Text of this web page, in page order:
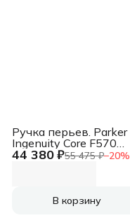
44 380 ₽55 475 ₽−20%
Ручка перьев. Parker
Ingenuity Core F570
(2181994) Black СT F
В корзину